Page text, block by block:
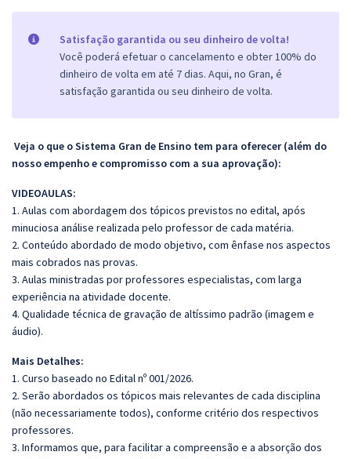
Satisfação garantida ou seu dinheiro de volta!
Você poderá efetuar o cancelamento e obter 100% do
dinheiro de volta em até 7 dias. Aqui, no Gran, é
satisfação garantida ou seu dinheiro de volta.
Veja o que o Sistema Gran de Ensino tem para oferecer (além do
nosso empenho e compromisso com a sua aprovação):
VIDEOAULAS:
1. Aulas com abordagem dos tópicos previstos no edital, após
minuciosa análise realizada pelo professor de cada matéria.
2. Conteúdo abordado de modo objetivo, com ênfase nos aspectos
mais cobrados nas provas.
3. Aulas ministradas por professores especialistas, com larga
experiência na atividade docente.
4. Qualidade técnica de gravação de altíssimo padrão (imagem e
áudio).
Mais Detalhes:
1. Curso baseado no Edital nº 001/2026.
2. Serão abordados os tópicos mais relevantes de cada disciplina
(não necessariamente todos), conforme critério dos respectivos
professores.
3. Informamos que, para facilitar a compreensão e a absorção dos